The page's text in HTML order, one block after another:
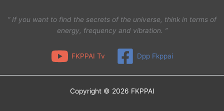
“ If you want to find the secrets of the universe, think in terms of
energy, frequency and vibration. ”
FKPPAI Tv Dpp Fkppai
Copyright © 2026 FKPPAI